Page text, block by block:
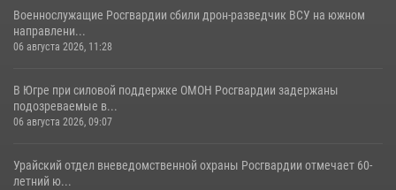
Военнослужащие Росгвардии сбили дрон-разведчик ВСУ на южном
направлени...
06 августа 2026, 11:28
В Югре при силовой поддержке ОМОН Росгвардии задержаны
подозреваемые в...
06 августа 2026, 09:07
Урайский отдел вневедомственной охраны Росгвардии отмечает 60-
летний ю...